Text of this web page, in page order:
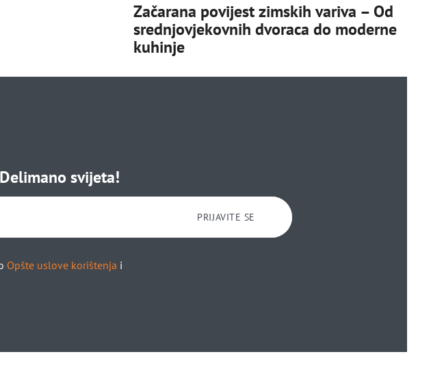
Začarana povijest zimskih variva – Od
srednjovjekovnih dvoraca do moderne
kuhinje
svijeta!
PRIJAVITE SE
Opšte uslove korištenja i